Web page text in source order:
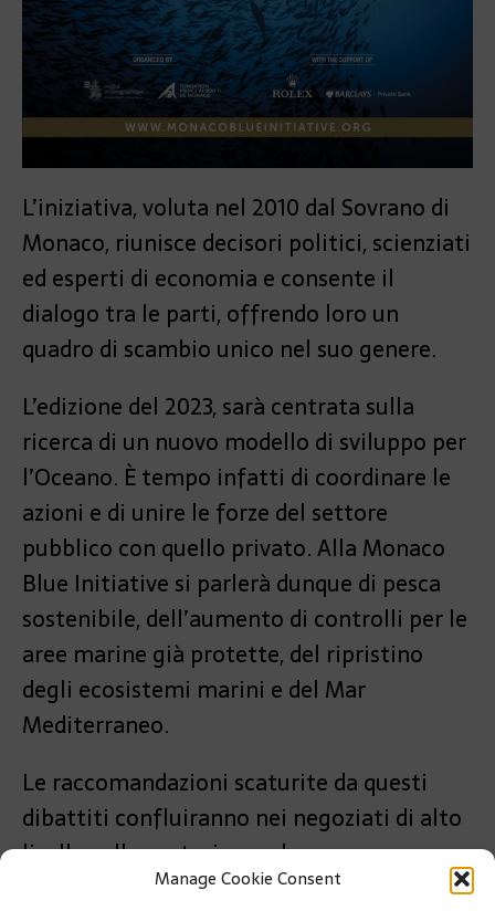
Manage Cookie Consent
L’iniziativa, voluta nel 2010 dal Sovrano di
Monaco, riunisce decisori politici, scienziati
ed esperti di economia e consente il
dialogo tra le parti, offrendo loro un
quadro di scambio unico nel suo genere.
L’edizione del 2023, sarà centrata sulla
ricerca di un nuovo modello di sviluppo per
l’Oceano. È tempo infatti di coordinare le
azioni e di unire le forze del settore
pubblico con quello privato. Alla Monaco
Blue Initiative si parlerà dunque di pesca
sostenibile, dell’aumento di controlli per le
aree marine già protette, del ripristino
degli ecosistemi marini e del Mar
Mediterraneo.
Le raccomandazioni scaturite da questi
dibattiti confluiranno nei negoziati di alto
livello sulla protezione e la governance